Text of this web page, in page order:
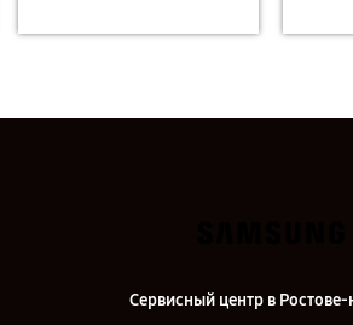
Сервисный центр в